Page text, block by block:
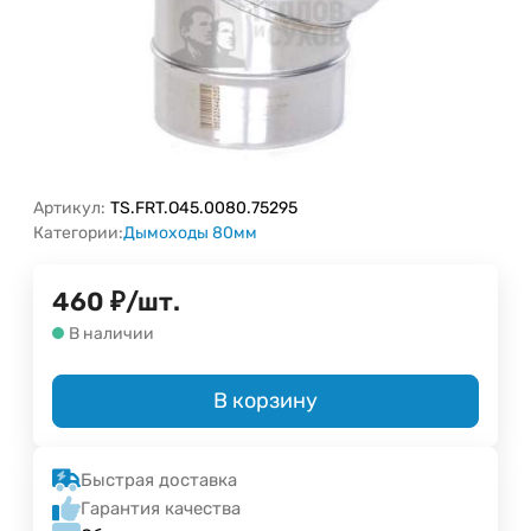
Артикул: TS.FRT.O45.0080.75295
Категории:Дымоходы 80мм
460 ₽/шт.
В наличии
В корзину
Быстрая доставка
Гарантия качества